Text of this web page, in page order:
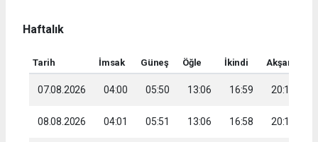
Haftalık
Tarih İmsak Güneş Öğle İkindi Akşam
07.08.2026 04:00 05:50 13:06 16:59 20:11
08.08.2026 04:01 05:51 13:06 16:58 20:10